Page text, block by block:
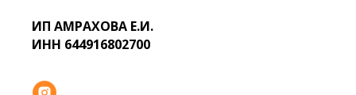
ИП АМРАХОВА Е.И.
ИНН 644916802700